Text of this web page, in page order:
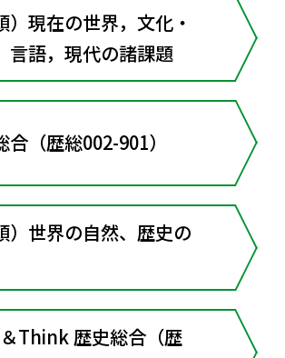
）現在の世界，文化・
言語，現代の諸課題
合（歴総002-901）
）世界の自然、歴史の
Think 歴史総合（歴